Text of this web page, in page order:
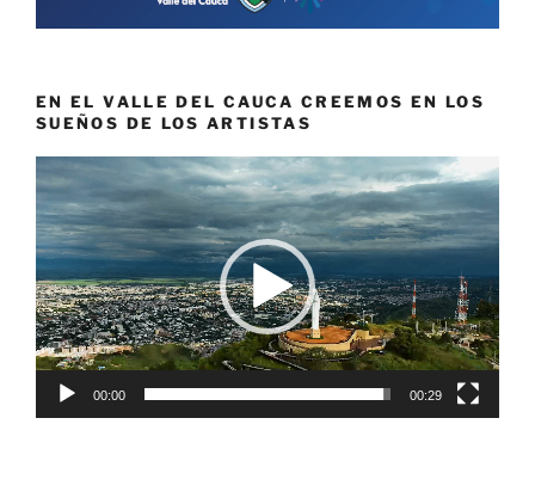
EN EL VALLE DEL CAUCA CREEMOS EN LOS
SUEÑOS DE LOS ARTISTAS
Reproductor
de
vídeo
00:00 00:29